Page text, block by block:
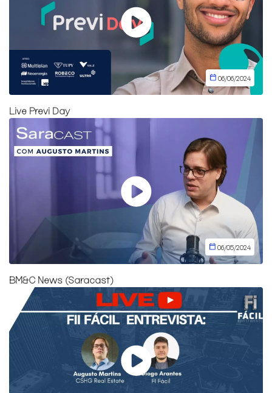
06/06/2024
Live Previ Day
06/05/2024
BM&C News (Saracast)